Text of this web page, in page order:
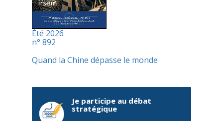
Été 2026
n° 892
Quand la Chine dépasse le monde
Je participe au débat
stratégique